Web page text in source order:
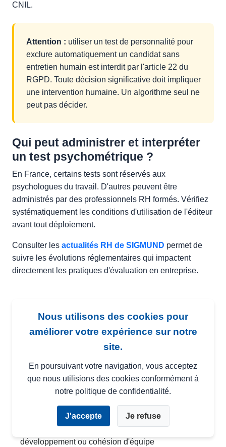
Nous utilisons des cookies pour
améliorer votre expérience sur notre
site.
En poursuivant votre navigation, vous acceptez
que nous utilisions des cookies conformément à
notre politique de confidentialité.
J'accepte Je refuse
CNIL.
Attention : utiliser un test de personnalité pour
exclure automatiquement un candidat sans
entretien humain est interdit par l'article 22 du
RGPD. Toute décision significative doit impliquer
une intervention humaine. Un algorithme seul ne
peut pas décider.
Qui peut administrer et interpréter
un test psychométrique ?
En France, certains tests sont réservés aux
psychologues du travail. D'autres peuvent être
administrés par des professionnels RH formés. Vérifiez
systématiquement les conditions d'utilisation de l'éditeur
avant tout déploiement.
Consulter les actualités RH de SIGMUND permet de
suivre les évolutions réglementaires qui impactent
directement les pratiques d'évaluation en entreprise.
la checklist actionnable pour les
équipes RH
checklist vous guide pas à pas dans le déploiement d'un
test psychométrique en entreprise.
Avant l'administration du test
✓ Objectif défini— recrutement, mobilité,
développement ou cohésion d'équipe